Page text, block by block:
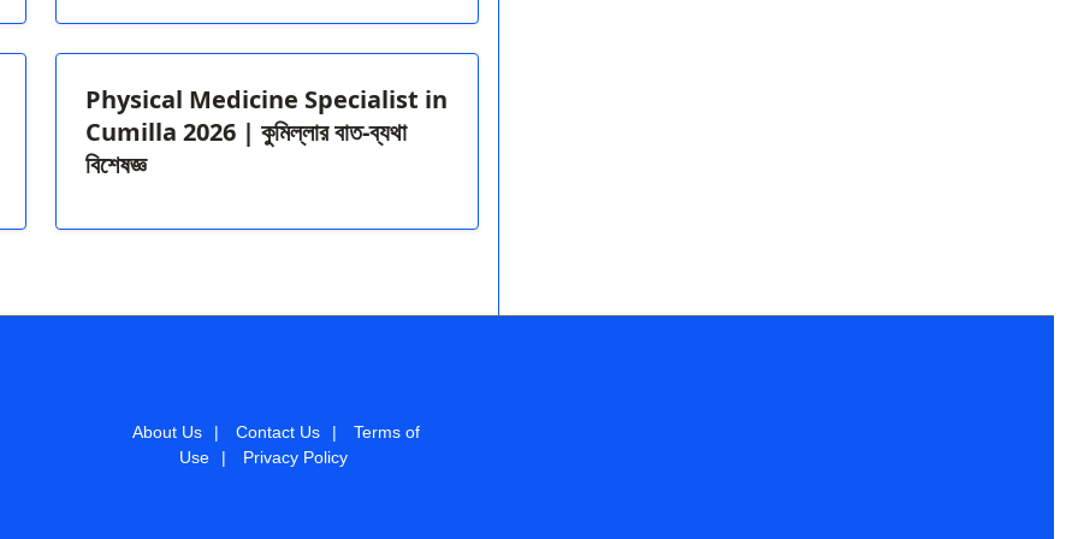
Physical Medicine Specialist in
Cumilla 2026 | কুমিল্লার বাত-ব্যথা
বিশেষজ্ঞ
About Us | Contact Us |
Terms of
Use
| Privacy Policy